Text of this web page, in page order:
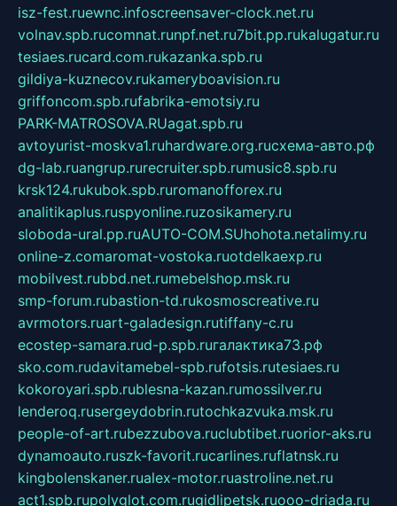
isz-fest.ruewnc.infoscreensaver-clock.net.ru
volnav.spb.rucomnat.runpf.net.ru7bit.pp.rukalugatur.ru
tesiaes.rucard.com.rukazanka.spb.ru
gildiya-kuznecov.rukameryboavision.ru
griffoncom.spb.rufabrika-emotsiy.ru
PARK-MATROSOVA.RUagat.spb.ru
avtoyurist-moskva1.ruhardware.org.ruсхема-авто.рф
dg-lab.ruangrup.rurecruiter.spb.rumusic8.spb.ru
krsk124.rukubok.spb.ruromanofforex.ru
analitikaplus.ruspyonline.ruzosikamery.ru
sloboda-ural.pp.ruAUTO-COM.SUhohota.netalimy.ru
online-z.comaromat-vostoka.ruotdelkaexp.ru
mobilvest.rubbd.net.rumebelshop.msk.ru
smp-forum.rubastion-td.rukosmoscreative.ru
avrmotors.ruart-galadesign.rutiffany-c.ru
ecostep-samara.rud-p.spb.ruгалактика73.рф
sko.com.rudavitamebel-spb.rufotsis.rutesiaes.ru
kokoroyari.spb.rublesna-kazan.rumossilver.ru
lenderoq.rusergeydobrin.rutochkazvuka.msk.ru
people-of-art.rubezzubova.ruclubtibet.ruorior-aks.ru
dynamoauto.ruszk-favorit.rucarlines.ruflatnsk.ru
kingbolenskaner.rualex-motor.ruastroline.net.ru
act1.spb.rupolyglot.com.rugidlipetsk.ruooo-driada.ru